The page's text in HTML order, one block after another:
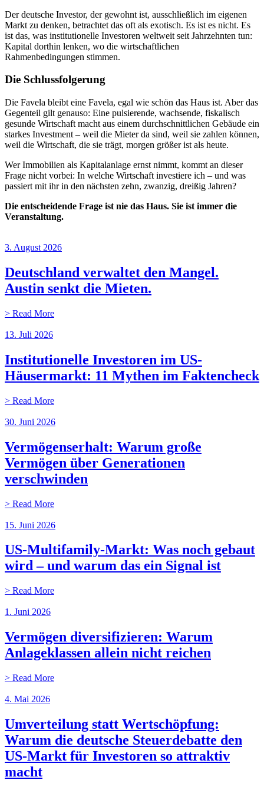
Der deutsche Investor, der gewohnt ist, ausschließlich im eigenen
Markt zu denken, betrachtet das oft als exotisch. Es ist es nicht. Es
ist das, was institutionelle Investoren weltweit seit Jahrzehnten tun:
Kapital dorthin lenken, wo die wirtschaftlichen
Rahmenbedingungen stimmen.
Die Schlussfolgerung
Die Favela bleibt eine Favela, egal wie schön das Haus ist. Aber das
Gegenteil gilt genauso: Eine pulsierende, wachsende, fiskalisch
gesunde Wirtschaft macht aus einem durchschnittlichen Gebäude ein
starkes Investment – weil die Mieter da sind, weil sie zahlen können,
weil die Wirtschaft, die sie trägt, morgen größer ist als heute.
Wer Immobilien als Kapitalanlage ernst nimmt, kommt an dieser
Frage nicht vorbei: In welche Wirtschaft investiere ich – und was
passiert mit ihr in den nächsten zehn, zwanzig, dreißig Jahren?
Die entscheidende Frage ist nie das Haus. Sie ist immer die
Veranstaltung.
3. August 2026
Deutschland verwaltet den Mangel.
Austin senkt die Mieten.
> Read More
13. Juli 2026
Institutionelle Investoren im US-
Häusermarkt: 11 Mythen im Faktencheck
> Read More
30. Juni 2026
Vermögenserhalt: Warum große
Vermögen über Generationen
verschwinden
> Read More
15. Juni 2026
US-Multifamily-Markt: Was noch gebaut
wird – und warum das ein Signal ist
> Read More
1. Juni 2026
Vermögen diversifizieren: Warum
Anlageklassen allein nicht reichen
> Read More
4. Mai 2026
Umverteilung statt Wertschöpfung:
Warum die deutsche Steuerdebatte den
US-Markt für Investoren so attraktiv
macht